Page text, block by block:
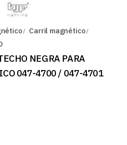
Carril magnético
NEGRA PARA
047-4700 / 047-4701